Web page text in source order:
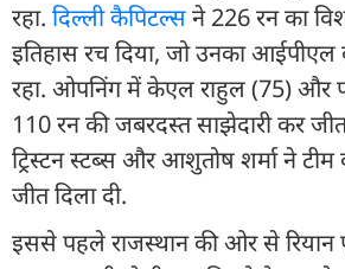
रहा. दिल्ली कैपिटल्सने 226 रन का
इतिहास रच दिया, जो उनका
रहा. ओपनिंग में केएल राहुल (75) और
110 रन की जबरदस्त साझेदारी कर
ट्र‍िस्टन स्टब्स और आशुतोष शर्मा ने
जीत दिला दी.
इससे पहले राजस्थान की ओर से र‍ियान